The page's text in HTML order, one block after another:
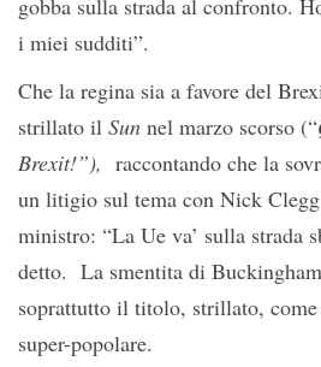
gobba sulla strada al confronto.
i miei sudditi”.
Che la regina sia a favore del
strillato il Sun nel marzo scorso (“
Brexit!”), raccontando che la
un litigio sul tema con Nick
ministro: “La Ue va’ sulla strada
detto. La smentita di
soprattutto il titolo, strillato,
super-popolare.